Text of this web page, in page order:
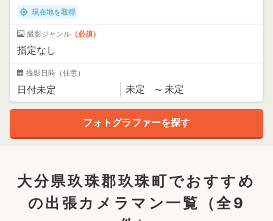
現在地を取得
撮影ジャンル （必須）
撮影日時 （任意）
大分県玖珠郡玖珠町でおすすめ
の出張カメラマン一覧
（全9